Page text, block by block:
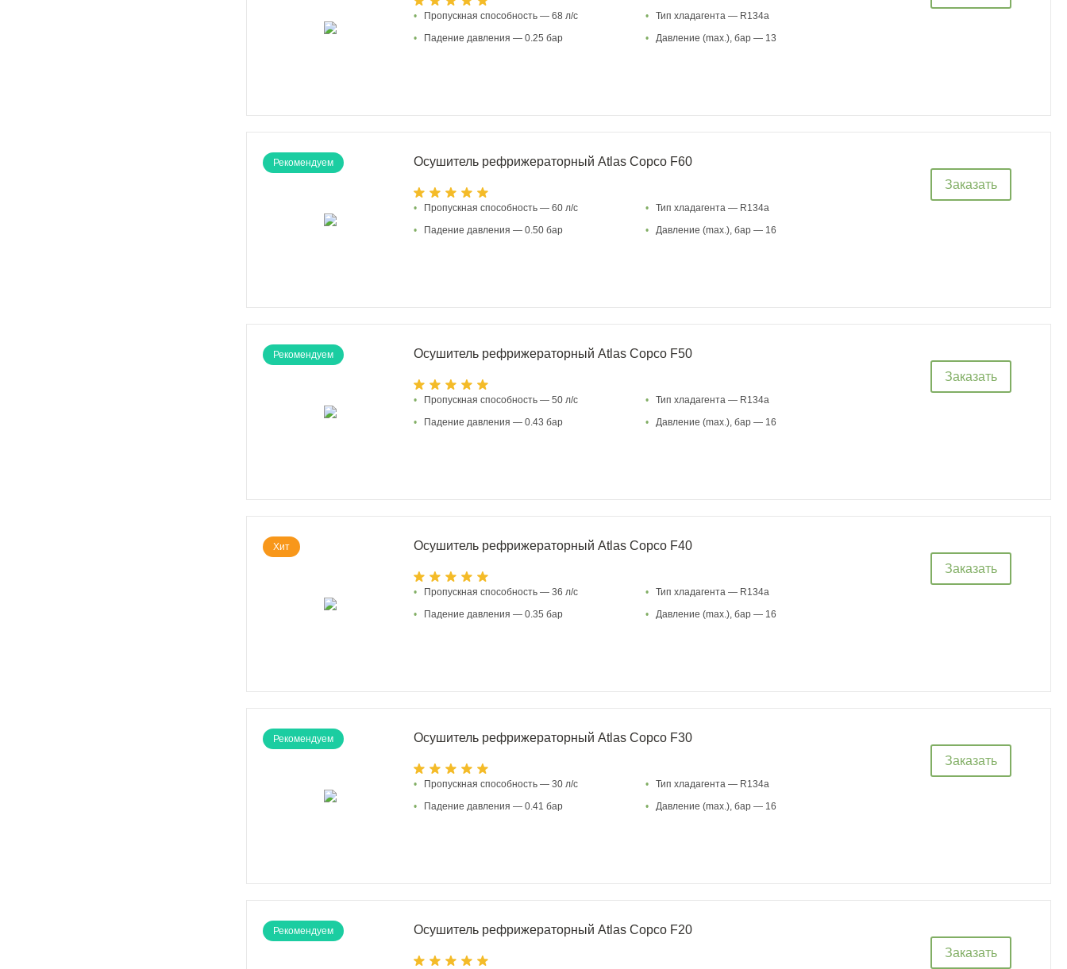
•
Пропускная способность — 68 л/с
•
Падение давления — 0.25 бар
•
Тип хладагента — R134a
•
Давление (max.), бар — 13
Рекомендуем
Заказать
Осушитель рефрижераторный Atlas Copco F60
•
Пропускная способность — 60 л/с
•
Падение давления — 0.50 бар
•
Тип хладагента — R134a
•
Давление (max.), бар — 16
Рекомендуем
Заказать
Осушитель рефрижераторный Atlas Copco F50
•
Пропускная способность — 50 л/с
•
Падение давления — 0.43 бар
•
Тип хладагента — R134a
•
Давление (max.), бар — 16
Хит
Заказать
Осушитель рефрижераторный Atlas Copco F40
•
Пропускная способность — 36 л/с
•
Падение давления — 0.35 бар
•
Тип хладагента — R134a
•
Давление (max.), бар — 16
Рекомендуем
Заказать
Осушитель рефрижераторный Atlas Copco F30
•
Пропускная способность — 30 л/с
•
Падение давления — 0.41 бар
•
Тип хладагента — R134a
•
Давление (max.), бар — 16
Рекомендуем
Заказать
Осушитель рефрижераторный Atlas Copco F20